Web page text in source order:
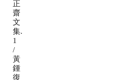
正
齋
文
集.
1
/
黃
鍾
復